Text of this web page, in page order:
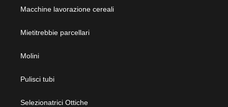
Macchine lavorazione cereali
Mietitrebbie parcellari
Molini
Pulisci tubi
Selezionatrici Ottiche